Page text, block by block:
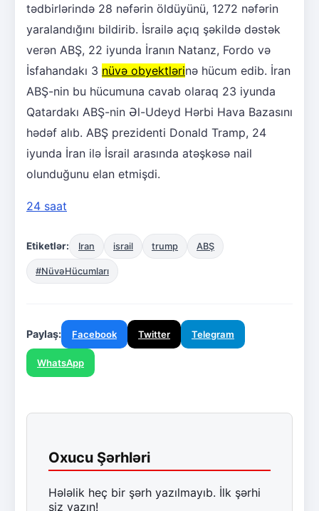
tədbirlərində 28 nəfərin öldüyünü, 1272 nəfərin
yaralandığını bildirib. İsrailə açıq şəkildə dəstək
verən ABŞ, 22 iyunda İranın Natanz, Fordo və
İsfahandakı 3 nüvə obyektlərinə hücum edib. İran
ABŞ-nin bu hücumuna cavab olaraq 23 iyunda
Qatardakı ABŞ-nin Əl-Udeyd Hərbi Hava Bazasını
hədəf alıb. ABŞ prezidenti Donald Tramp, 24
iyunda İran ilə İsrail arasında atəşkəsə nail
olunduğunu elan etmişdi.
24 saat
Etiketlər: Iran israil trump ABŞ
#NüvəHücumları
Paylaş: Facebook Twitter Telegram
WhatsApp
Oxucu Şərhləri
Hələlik heç bir şərh yazılmayıb. İlk şərhi
siz yazın!